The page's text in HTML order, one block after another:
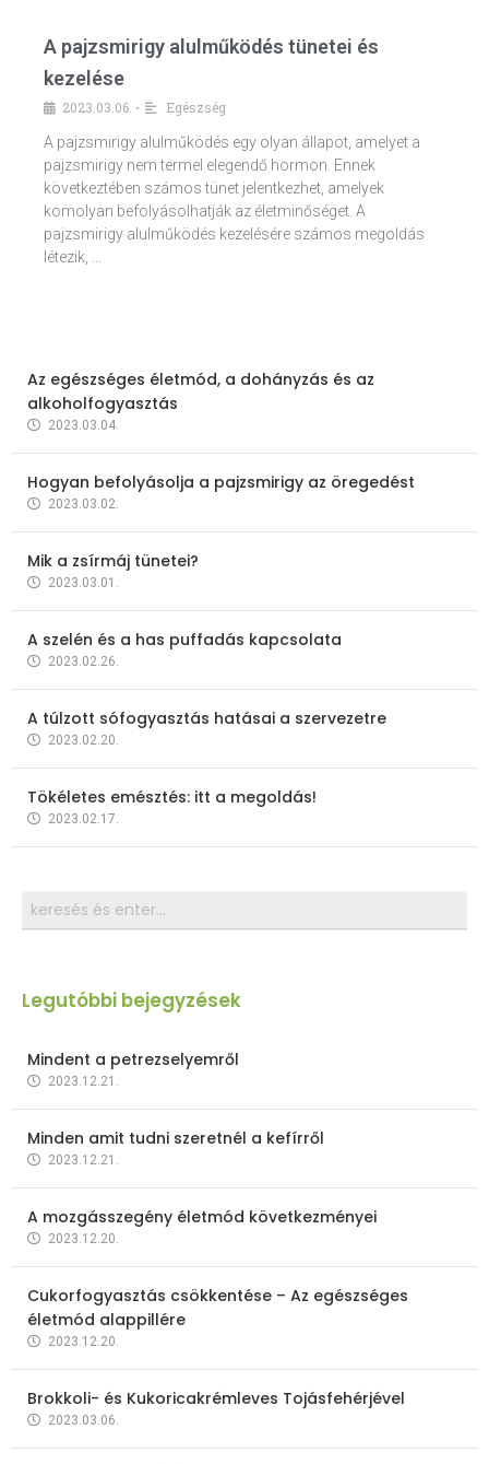
A pajzsmirigy alulműködés tünetei és
kezelése
2023.03.06. •
Egészség
A pajzsmirigy alulműködés egy olyan állapot, amelyet a
pajzsmirigy nem termel elegendő hormon. Ennek
következtében számos tünet jelentkezhet, amelyek
komolyan befolyásolhatják az életminőséget. A
pajzsmirigy alulműködés kezelésére számos megoldás
létezik, …
Az egészséges életmód, a dohányzás és az
alkoholfogyasztás
2023.03.04.
Hogyan befolyásolja a pajzsmirigy az öregedést
2023.03.02.
Mik a zsírmáj tünetei?
2023.03.01.
A szelén és a has puffadás kapcsolata
2023.02.26.
A túlzott sófogyasztás hatásai a szervezetre
2023.02.20.
Tökéletes emésztés: itt a megoldás!
2023.02.17.
Legutóbbi bejegyzések
Mindent a petrezselyemről
2023.12.21.
Minden amit tudni szeretnél a kefírről
2023.12.21.
A mozgásszegény életmód következményei
2023.12.20.
Cukorfogyasztás csökkentése – Az egészséges
életmód alappillére
2023.12.20.
Brokkoli- és Kukoricakrémleves Tojásfehérjével
2023.03.06.